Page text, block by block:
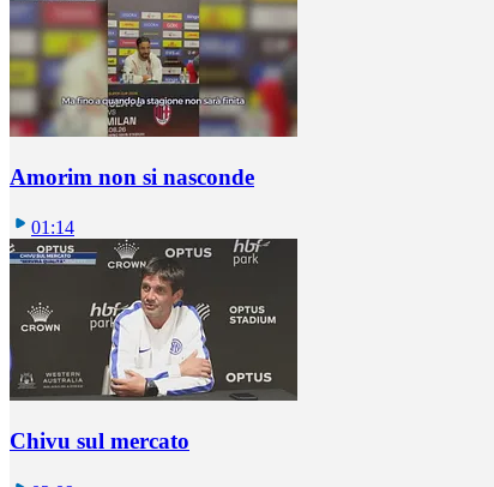
Amorim non si nasconde
01:14
Chivu sul mercato